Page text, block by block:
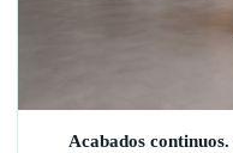
Acabados continuos.